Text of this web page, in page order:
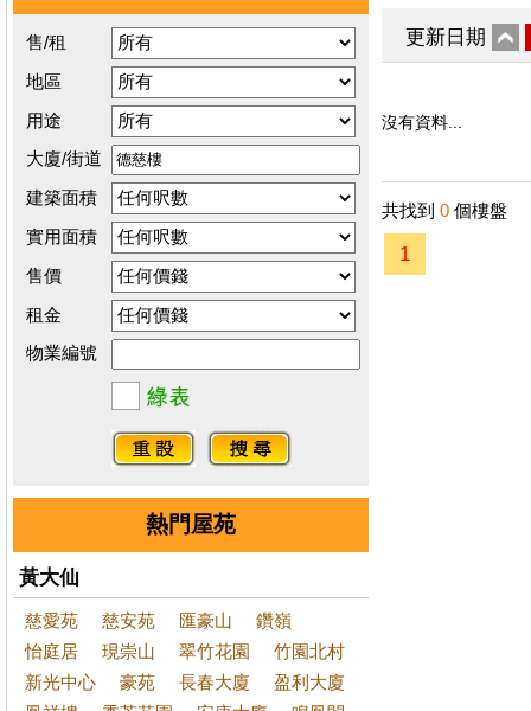
售/租
地區
用途
大廈/街道
建築面積
實用面積
售價
租金
物業編號
熱門屋苑
黃大仙
慈愛苑 慈安苑 匯豪山
鑽嶺
怡庭居
現崇山 翠竹花園
竹園北村
新光中心
豪苑 長春大廈
盈利大廈
更新日期
沒有資料...
共找到 0 個樓盤
1